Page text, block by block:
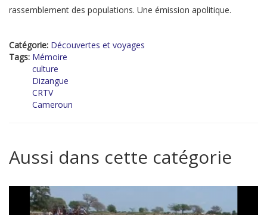
rassemblement des populations. Une émission apolitique.
Catégorie: Découvertes et voyages
Tags: Mémoire
culture
Dizangue
CRTV
Cameroun
Aussi dans cette catégorie